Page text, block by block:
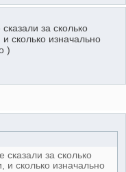
за сколько
сколько изначально
)
сказали за сколько
и сколько изначально